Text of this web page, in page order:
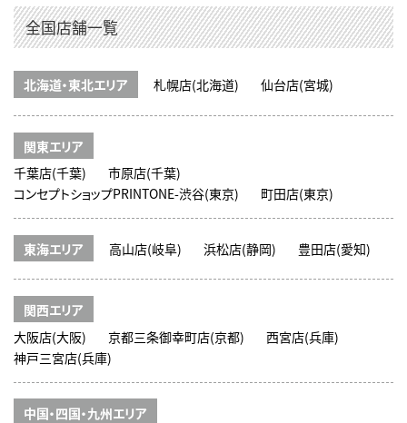
全国店舗一覧
北海道・東北エリア 札幌店(北海道) 仙台店(宮城)
関東エリア
千葉店(千葉)
市原店(千葉)
コンセプトショップPRINTONE-渋谷(東京)
町田店(東京)
東海エリア 高山店(岐阜) 浜松店(静岡) 豊田店(愛知)
関西エリア
大阪店(大阪)
京都三条御幸町店(京都)
西宮店(兵庫)
神戸三宮店(兵庫)
中国・四国・九州エリア